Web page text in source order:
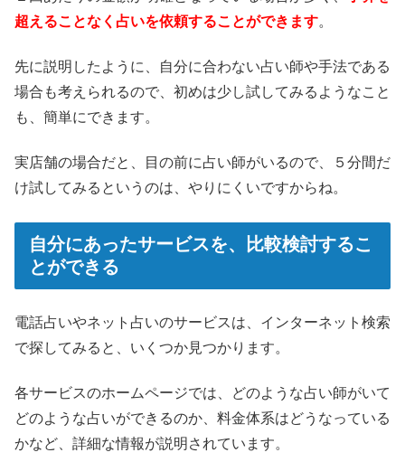
超えることなく占いを依頼することができます。
先に説明したように、自分に合わない占い師や手法である
場合も考えられるので、初めは少し試してみるようなこと
も、簡単にできます。
実店舗の場合だと、目の前に占い師がいるので、５分間だ
け試してみるというのは、やりにくいですからね。
自分にあったサービスを、比較検討するこ
とができる
電話占いやネット占いのサービスは、インターネット検索
で探してみると、いくつか見つかります。
各サービスのホームページでは、どのような占い師がいて
どのような占いができるのか、料金体系はどうなっている
かなど、詳細な情報が説明されています。